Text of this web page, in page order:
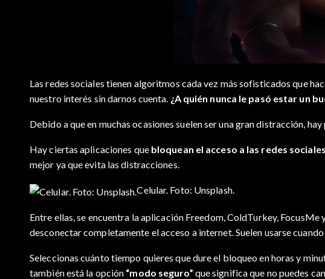
Las redes sociales tienen algoritmos cada vez más sofisticados que
nuestro interés sin darnos cuenta. ¿A quién nunca le pasó estar un
Debido a que en muchas ocasiones suelen ser una gran distracción,
Hay ciertas aplicaciones que bloquean el acceso a las redes
mejor ya que evita las distracciones.
Celular. Foto: Unsplash.
Entre ellas, se encuentra la aplicación Freedom, ColdTurkey, FocusMe
desconectar completamente el acceso a internet. Suelen usarse
Seleccionas cuánto tiempo quieres que dure el bloqueo en horas y
también está la opción “modo seguro” que significa que no puedes